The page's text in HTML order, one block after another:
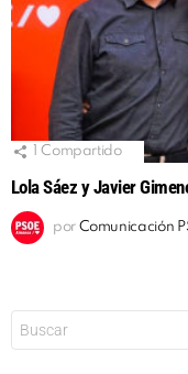
Compartido
Lola Sáez y Javier
por Comunicación